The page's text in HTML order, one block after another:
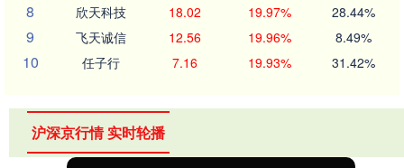
8 欣天科技 18.02 19.97% 28.44%
9 飞天诚信 12.56 19.96% 8.49%
10 任子行 7.16 19.93% 31.42%
沪深京行情 实时轮播